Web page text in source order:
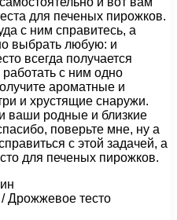
для печеных пирожков.
с ним справитесь, а
выбрать любую: и
всегда получается
работать с ним одно
ароматные и
и хрустящие снаружи.
ваши родные и близкие
поверьте мне, ну а
с этой задачей, а
для печеных пирожков.
Дрожжевое тесто